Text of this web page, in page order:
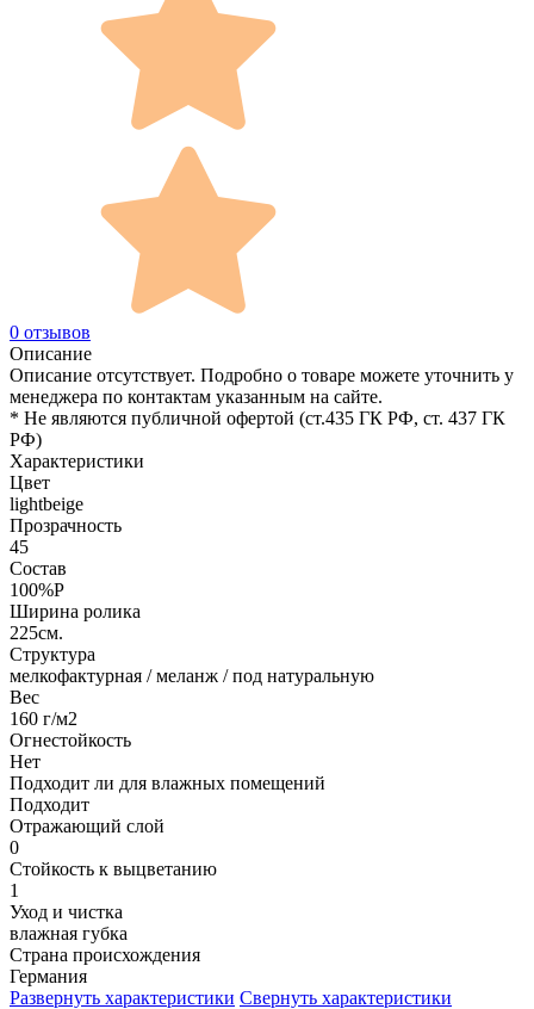
0 отзывов
Описание
Описание отсутствует. Подробно о товаре можете уточнить у
менеджера по контактам указанным на сайте.
* Не являются публичной офертой (ст.435 ГК РФ, cт. 437 ГК
РФ)
Характеристики
Цвет
lightbeige
Прозрачность
45
Состав
100%P
Ширина ролика
225см.
Структура
мелкофактурная / меланж / под натуральную
Вес
160 г/м2
Огнестойкость
Нет
Подходит ли для влажных помещений
Подходит
Отражающий слой
0
Стойкость к выцветанию
1
Уход и чистка
влажная губка
Страна происхождения
Германия
Развернуть характеристики Свернуть характеристики